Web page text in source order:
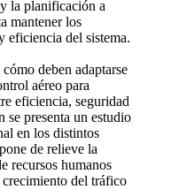
la planificación a
mantener los
eficiencia del sistema.
deben adaptarse
aéreo para
eficiencia, seguridad
se presenta un estudio
en los distintos
de relieve la
recursos humanos
del tráfico